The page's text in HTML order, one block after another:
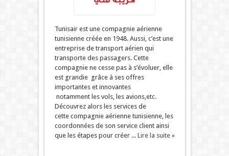
Tunisair est une compagnie aérienne
tunisienne créée en 1948. Aussi, c’est une
entreprise de transport aérien qui
transporte des passagers. Cette
compagnie ne cesse pas à s’évoluer, elle
est grandie grâce à ses offres
importantes et innovantes
notamment les vols, les avions,etc.
Découvrez alors les services de
cette compagnie aérienne tunisienne, les
coordonnées de son service client ainsi
que les étapes pour créer ... Lire la suite »